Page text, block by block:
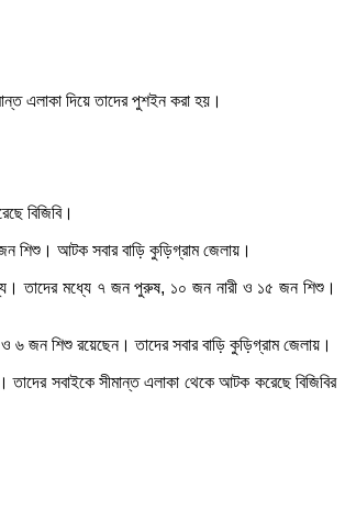
এলাকা দিয়ে তাদের পুশইন করা হয়।
বিজিবি।
শিশু। আটক সবার বাড়ি কুড়িগ্রাম জেলায়।
তাদের মধ্যে ৭ জন পুরুষ, ১০ জন নারী ও ১৫ জন শিশু।
জন শিশু রয়েছেন। তাদের সবার বাড়ি কুড়িগ্রাম জেলায়।
তাদের সবাইকে সীমান্ত এলাকা থেকে আটক করেছে বিজিবির